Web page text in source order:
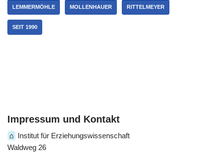
LEMMERMÖHLE MOLLENHAUER RITTELMEYER
SEIT 1990
Impressum und Kontakt
⌂ Institut für Erziehungswissenschaft
Waldweg 26